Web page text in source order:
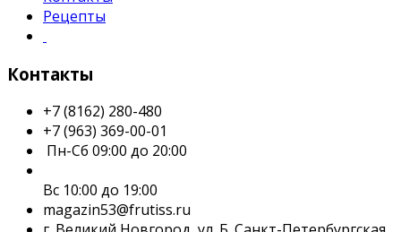
Рецепты
Контакты
+7 (8162) 280-480
+7 (963) 369-00-01
Пн-Сб 09:00 до 20:00
Вс 10:00 до 19:00
magazin53@frutiss.ru